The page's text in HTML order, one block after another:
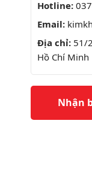
Hotline:
Email:
Địa chỉ: 51/
Hồ Chí Minh
Nhận